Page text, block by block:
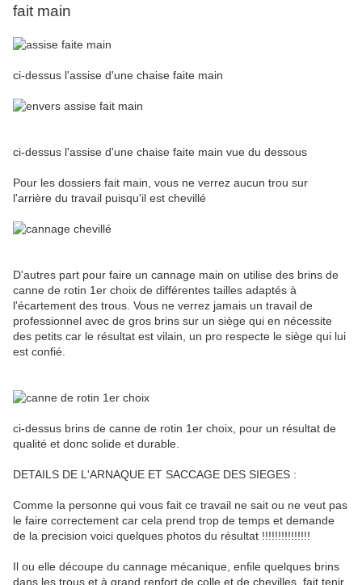
fait main
ci-dessus l'assise d'une chaise faite main
ci-dessus l'assise d'une chaise faite main vue du dessous
Pour les dossiers fait main, vous ne verrez aucun trou sur
l'arrière du travail puisqu'il est chevillé
D'autres part pour faire un cannage main on utilise des brins de
canne de rotin 1er choix de différentes tailles adaptés à
l'écartement des trous. Vous ne verrez jamais un travail de
professionnel avec de gros brins sur un siège qui en nécessite
des petits car le résultat est vilain, un pro respecte le siège qui lui
est confié.
ci-dessus brins de canne de rotin 1er choix, pour un résultat de
qualité et donc solide et durable.
DETAILS DE L'ARNAQUE ET SACCAGE DES SIEGES :
Comme la personne qui vous fait ce travail ne sait ou ne veut pas
le faire correctement car cela prend trop de temps et demande
de la precision voici quelques photos du résultat !!!!!!!!!!!!!!!
Il ou elle découpe du cannage mécanique, enfile quelques brins
dans les trous et à grand renfort de colle et de chevilles fait tenir